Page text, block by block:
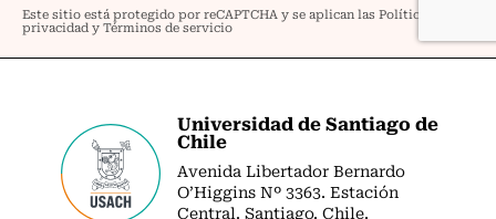
Universidad de Santiago de
Chile
Avenida Libertador Bernardo
O’Higgins Nº 3363. Estación
Central. Santiago. Chile.